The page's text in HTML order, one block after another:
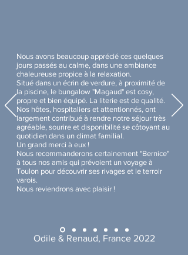
Nous avons beaucoup apprécié ces quelques
jours passés au calme, dans une ambiance
chaleureuse propice à la relaxation.
Situé dans un écrin de verdure, à proximité de
la piscine, le bungalow "Magaud" est cosy,
propre et bien équipé. La literie est de qualité.
Nos hôtes, hospitaliers et attentionnés, ont
largement contribué à rendre notre séjour très
agréable, sourire et disponibilité se côtoyant au
quotidien dans un climat familial.
Un grand merci à eux !
Nous recommanderons certainement "Bernice"
à tous nos amis qui prévoient un voyage à
Toulon pour découvrir ses rivages et le terroir
varois.
Nous reviendrons avec plaisir !
Odile & Renaud, France 2022